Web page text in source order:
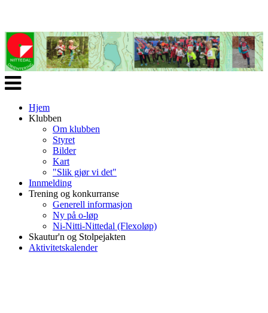
Veksle
navigasjon
Hjem
Klubben
Om klubben
Styret
Bilder
Kart
"Slik gjør vi det"
Innmelding
Trening og konkurranse
Generell informasjon
Ny på o-løp
Ni-Nitti-Nittedal (Flexoløp)
Skautur'n og Stolpejakten
Aktivitetskalender